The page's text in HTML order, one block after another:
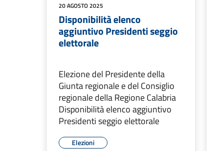
20 AGOSTO 2025
Disponibilità elenco
aggiuntivo Presidenti seggio
elettorale
Elezione del Presidente della
Giunta regionale e del Consiglio
regionale della Regione Calabria
Disponibilità elenco aggiuntivo
Presidenti seggio elettorale
Elezioni